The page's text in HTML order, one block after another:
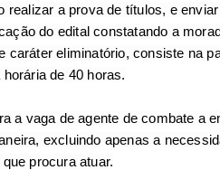
realizar a prova de títulos, e
do edital constatando a
caráter eliminatório, consiste na
de 40 horas.
a vaga de agente de combate a
excluindo apenas a
procura atuar.